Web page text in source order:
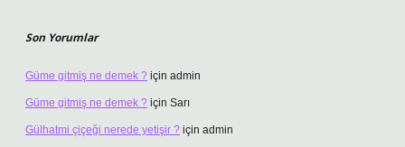
Son Yorumlar
Güme gitmiş ne demek ? için admin
Güme gitmiş ne demek ? için Sarı
Gülhatmi çiçeği nerede yetişir ? için admin